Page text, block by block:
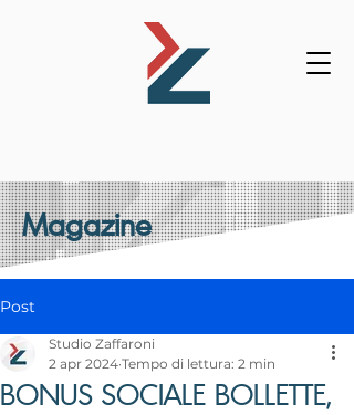
Magazine
Post
BONUS SOCIALE BOLLETTE,
Studio Zaffaroni
2 apr 2024 Tempo di lettura: 2 min